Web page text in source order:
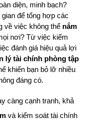
diện, minh bạch?
để tổng hợp các
về việc không thể nắm
nơi? Từ việc kiểm
đánh giá hiệu quả lợi
khiến bạn bỏ lỡ nhiều
đáng có.
càng cạnh tranh, khả
và kiểm soát tài chính